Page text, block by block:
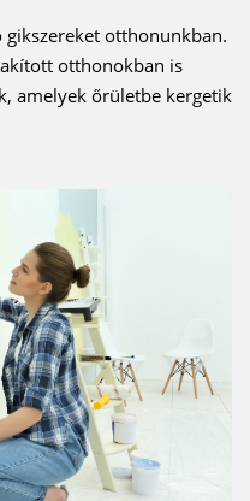
otthonunkban.
otthonokban is
amelyek őrületbe kergetik